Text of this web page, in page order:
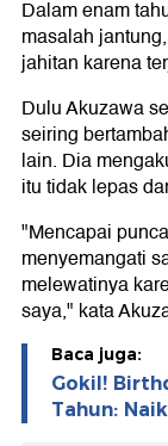
Dalam enam
masalah
jahitan karena
Dulu Akuzawa
seiring
lain. Dia
itu tidak lepas
"Mencapai
menyemangati
melewatinya
saya," kata
Baca juga:
Gokil!
Tahun: